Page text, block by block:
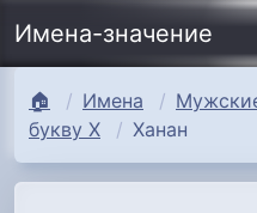
Имена-значение
🏠 Имена
букву Х
Ханан